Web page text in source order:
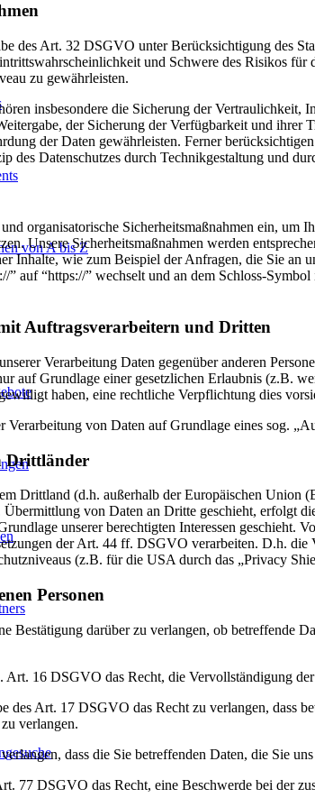
von A bis Z
des Art. 32 DSGVO unter Berücksichtigung des
und Schwere des Risikos
zu gewährleisten.
insbesondere die Sicherung der
der Sicherung der Verfügbarkeit und ihrer
der Daten gewährleisten. Ferner
des Datenschutzes durch Technikgestaltung und
organisatorische Sicherheitsmaßnahmen ein,
Unsere Sicherheitsmaßnahmen werden
Inhalte, wie zum Beispiel der Anfragen, die Sie an
” auf “https://” wechselt und an dem Schloss-
Auftragsverarbeitern und Dritten
Verarbeitung Daten gegenüber anderen
auf Grundlage einer gesetzlichen Erlaubnis (z.B.
haben, eine rechtliche Verpflichtung dies
von Daten auf Grundlage eines sog.
Drittländer
Drittland (d.h. außerhalb der Europäischen Union
von Daten an Dritte geschieht, erfolgt
unserer berechtigten Interessen geschieht.
der Art. 44 ff. DSGVO verarbeiten. D.h.
(z.B. für die USA durch das „Privacy
Personen
Bestätigung darüber zu verlangen, ob betreffende
Art. 16 DSGVO das Recht, die Vervollständigung
des Art. 17 DSGVO das Recht zu verlangen, dass
verlangen.
dass die Sie betreffenden Daten, die Sie
77 DSGVO das Recht, eine Beschwerde bei der